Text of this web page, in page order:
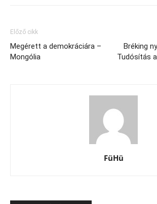
Előző cikk
Megérett a demokráciára –
Mongólia
Bréking
Tudósítás
FüHü